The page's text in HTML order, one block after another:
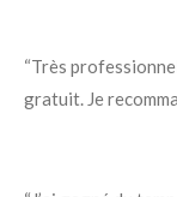
“Très
gratuit. Je